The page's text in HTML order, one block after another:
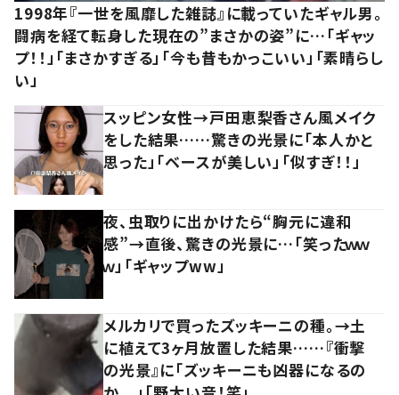
1998年『一世を風靡した雑誌』に載っていたギャル男。
闘病を経て転身した現在の”まさかの姿”に…「ギャッ
プ！！」「まさかすぎる」「今も昔もかっこいい」「素晴らし
い」
スッピン女性→戸田恵梨香さん風メイク
をした結果……驚きの光景に「本人かと
思った」「ベースが美しい」「似すぎ！！」
夜、虫取りに出かけたら“胸元に違和
感”→直後、驚きの光景に…「笑ったｗｗ
ｗ」「ギャップww」
メルカリで買ったズッキーニの種。→土
に植えて3ヶ月放置した結果……『衝撃
の光景』に「ズッキーニも凶器になるの